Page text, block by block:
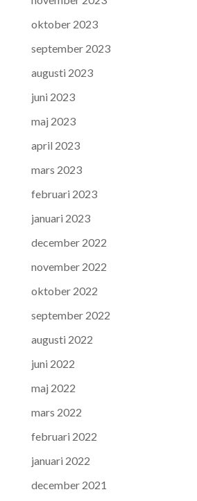
oktober 2023
september 2023
augusti 2023
juni 2023
maj 2023
april 2023
mars 2023
februari 2023
januari 2023
december 2022
november 2022
oktober 2022
september 2022
augusti 2022
juni 2022
maj 2022
mars 2022
februari 2022
januari 2022
december 2021